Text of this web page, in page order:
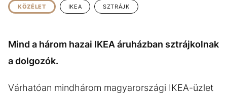
KÖZÉLET IKEA SZTRÁJK
Mind a három hazai IKEA áruházban sztrájkolnak
a dolgozók.
Várhatóan mindhárom magyarországi IKEA-üzlet